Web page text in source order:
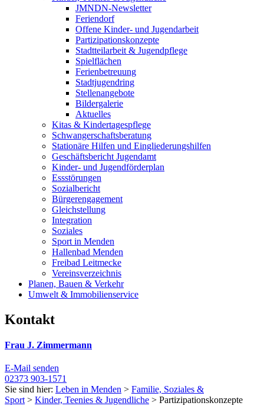
JMNDN-Newsletter
Feriendorf
Offene Kinder- und Jugendarbeit
Partizipationskonzepte
Stadtteilarbeit & Jugendpflege
Spielflächen
Ferienbetreuung
Stadtjugendring
Stellenangebote
Bildergalerie
Aktuelles
Kitas & Kindertagespflege
Schwangerschaftsberatung
Stationäre Hilfen und Eingliederungshilfen
Geschäftsbericht Jugendamt
Kinder- und Jugendförderplan
Essstörungen
Sozialbericht
Bürgerengagement
Gleichstellung
Integration
Soziales
Sport in Menden
Hallenbad Menden
Freibad Leitmecke
Vereinsverzeichnis
Planen, Bauen & Verkehr
Umwelt & Immobilienservice
Kontakt
Frau J. Zimmermann
E-Mail senden
02373 903-1571
Sie sind hier: Leben in Menden > Familie, Soziales &
Sport> Kinder, Teenies & Jugendliche > Partizipationskonzepte